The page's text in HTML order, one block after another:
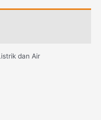
dan Air